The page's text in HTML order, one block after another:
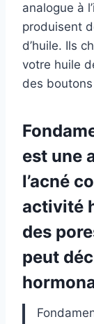
analogue à
produisent
d’huile. Ils
votre huile
des
est une
l’acné
activité
des
peut